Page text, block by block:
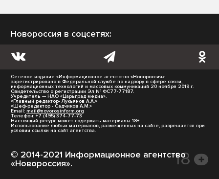
Новороссия в соцсетях:
Сетевое издание «Информационное агентство «Новороссия»
зарегистрировано в Федеральной службе по надзору в сфере связи,
информационных технологий и массовых коммуникаций 20 ноября 2019 г.
Свидетельство о регистрации Эл № ФС77-77187.
Учредитель — НАО «Царьград медиа».
«Главный редактор- Лукьянов А.А.»
«Шеф-редактор - Садчиков А.М.»
Email: mail@novorosinform.org
Телефон: +7 (495) 374-77-73
Настоящий ресурс может содержать материалы 18+.
Использование любых материалов, размещённых на сайте, разрешается при
условии ссылки на сайт агентства.
© 2014-2021 Информационное агентство
«Новороссия».